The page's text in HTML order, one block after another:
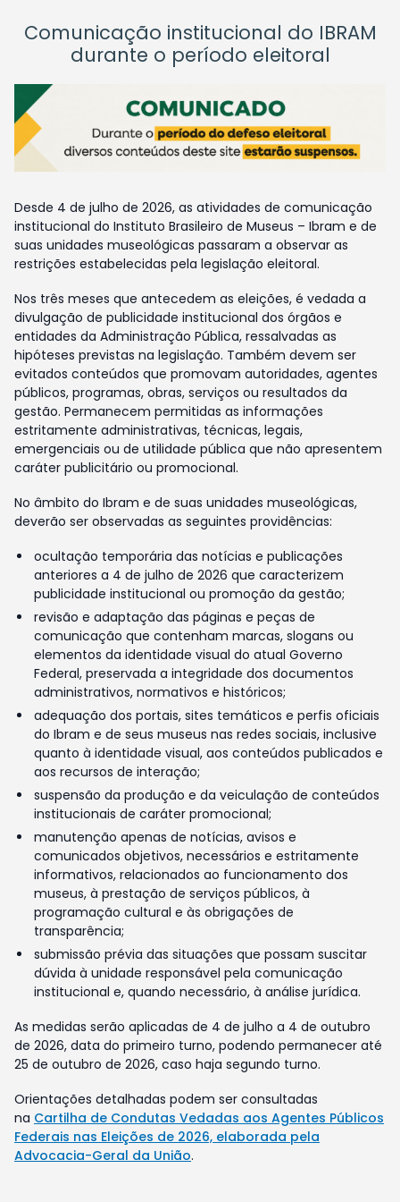
Comunicação institucional do IBRAM
durante o período eleitoral
Desde 4 de julho de 2026, as atividades de comunicação
institucional do Instituto Brasileiro de Museus – Ibram e de
suas unidades museológicas passaram a observar as
restrições estabelecidas pela legislação eleitoral.
Nos três meses que antecedem as eleições, é vedada a
divulgação de publicidade institucional dos órgãos e
entidades da Administração Pública, ressalvadas as
hipóteses previstas na legislação. Também devem ser
evitados conteúdos que promovam autoridades, agentes
públicos, programas, obras, serviços ou resultados da
gestão. Permanecem permitidas as informações
estritamente administrativas, técnicas, legais,
emergenciais ou de utilidade pública que não apresentem
caráter publicitário ou promocional.
No âmbito do Ibram e de suas unidades museológicas,
deverão ser observadas as seguintes providências:
ocultação temporária das notícias e publicações
anteriores a 4 de julho de 2026 que caracterizem
publicidade institucional ou promoção da gestão;
revisão e adaptação das páginas e peças de
comunicação que contenham marcas, slogans ou
elementos da identidade visual do atual Governo
Federal, preservada a integridade dos documentos
administrativos, normativos e históricos;
adequação dos portais, sites temáticos e perfis oficiais
do Ibram e de seus museus nas redes sociais, inclusive
quanto à identidade visual, aos conteúdos publicados e
aos recursos de interação;
suspensão da produção e da veiculação de conteúdos
institucionais de caráter promocional;
manutenção apenas de notícias, avisos e
comunicados objetivos, necessários e estritamente
informativos, relacionados ao funcionamento dos
museus, à prestação de serviços públicos, à
programação cultural e às obrigações de
transparência;
submissão prévia das situações que possam suscitar
dúvida à unidade responsável pela comunicação
institucional e, quando necessário, à análise jurídica.
As medidas serão aplicadas de 4 de julho a 4 de outubro
de 2026, data do primeiro turno, podendo permanecer até
25 de outubro de 2026, caso haja segundo turno.
Orientações detalhadas podem ser consultadas
na Cartilha de Condutas Vedadas aos Agentes Públicos
Federais nas Eleições de 2026, elaborada pela
Advocacia-Geral da União.